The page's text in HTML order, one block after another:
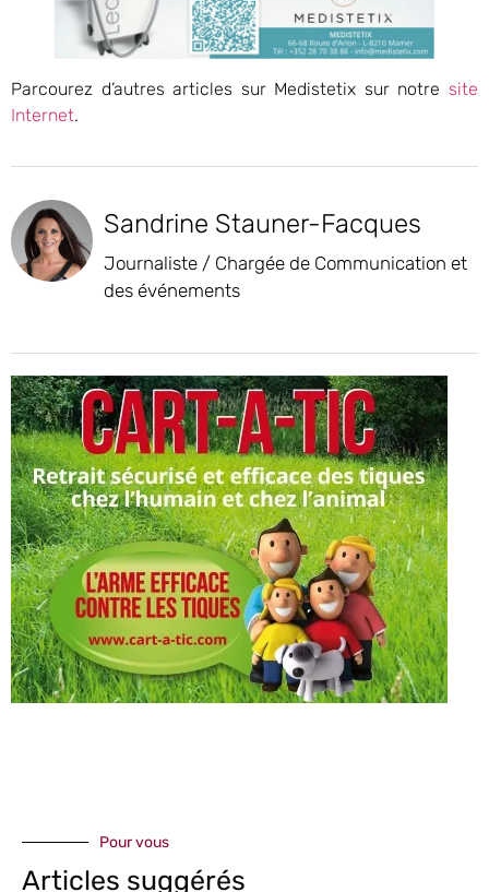
Parcourez d’autres articles sur Medistetix sur notre site
Internet.
Sandrine Stauner-Facques
Journaliste / Chargée de Communication et
des événements
Pour vous
Articles suggérés